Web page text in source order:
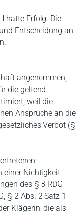
hatte Erfolg. Die
Entscheidung an
angenommen,
die geltend
weil die
Ansprüche an die
Verbot (§
einer Nichtigkeit
des § 3 RDG
§ 2 Abs. 2 Satz 1
Klägerin, die als